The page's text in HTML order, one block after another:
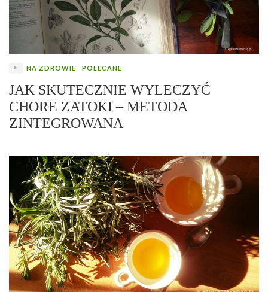
NA ZDROWIE POLECANE
JAK SKUTECZNIE WYLECZYĆ
CHORE ZATOKI – METODA
ZINTEGROWANA